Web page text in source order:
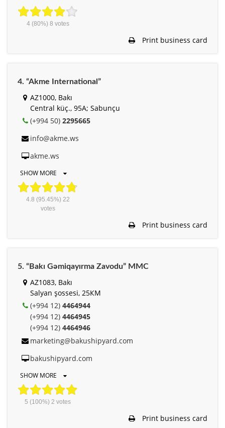
4(80%) 8 votes
Print business card
4. “Akme International”
AZ1000, Bakı
Central küç., 95A; Sabunçu
(+994 50) 2295665
info@akme.ws
akme.ws
SHOW MORE
4.8 (95.45%) 22
votes
Print business card
5. “Bakı Gəmiqayırma Zavodu” MMC
AZ1083, Bakı
Salyan şossesi, 25КМ
(+994 12) 4464944
(+994 12) 4464945
(+994 12) 4464946
marketing@bakushipyard.com
bakushipyard.com
SHOW MORE
5 (100%) 2 votes
Print business card